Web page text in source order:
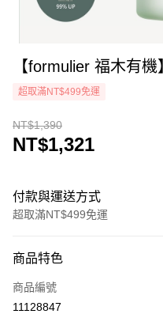
【formulier 福木有
超取滿NT$499免運
NT$1,390
NT$1,321
付款與運送方式
超取滿NT$499免運
icash Pay
信用卡一次付款
商品特色
商品編號
11128847